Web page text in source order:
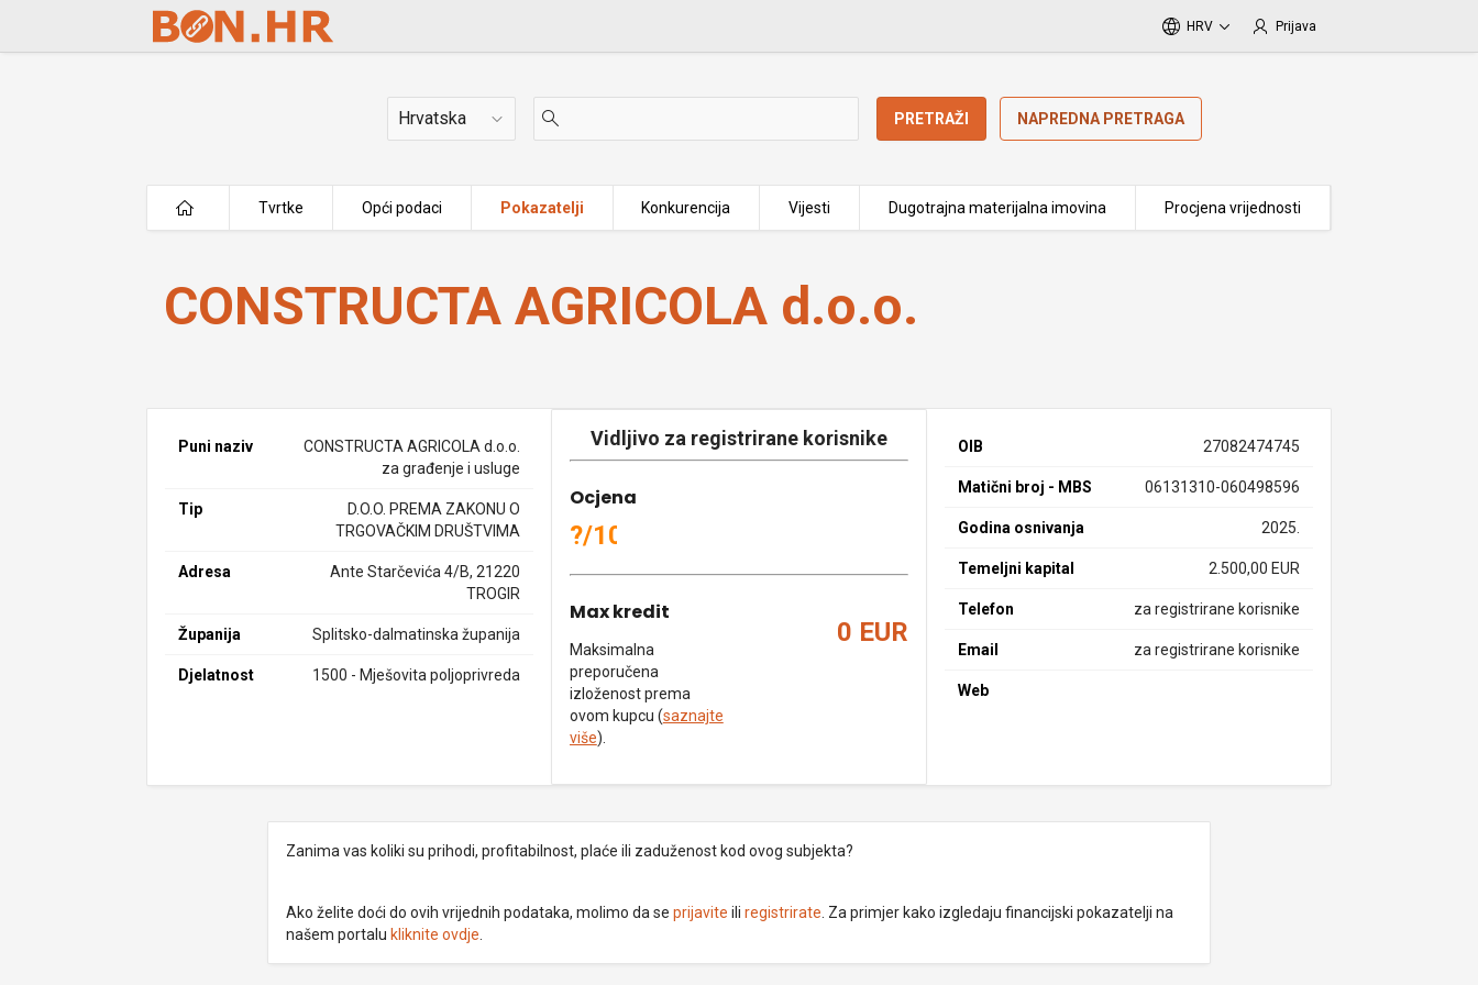
Skip to Main Content
HRV Prijava
Država PRETRAŽI NAPREDNA PRETRAGA
Tvrtke Opći podaci Pokazatelji Konkurencija Vijesti Dugotrajna materijalna imovina Procjena vrijednosti
CONSTRUCTA AGRICOLA d.o.o.
CONSTRUCTA AGRICOLA d.o.o.
Puni naziv
CONSTRUCTA AGRICOLA d.o.o.
za građenje i usluge
Tip
D.O.O. PREMA ZAKONU O
TRGOVAČKIM DRUŠTVIMA
Adresa
Ante Starčevića 4/B, 21220
TROGIR
Županija Splitsko-dalmatinska županija
Djelatnost 1500 - Mješovita poljoprivreda
Vidljivo za registrirane korisnike
Ocjena
?/10
Max kredit
Maksimalna
preporučena
izloženost prema
ovom kupcu (saznajte
više).
0 EUR
OIB 27082474745
Matični broj - MBS 06131310-060498596
Godina osnivanja 2025.
Temeljni kapital 2.500,00 EUR
Telefon za registrirane korisnike
Email za registrirane korisnike
Web
Zanima vas koliki su prihodi, profitabilnost, plaće ili zaduženost kod ovog subjekta?
Ako želite doći do ovih vrijednih podataka, molimo da se prijavite ili registrirate . Za primjer kako izgledaju financijski pokazatelji na
našem portalu kliknite ovdje